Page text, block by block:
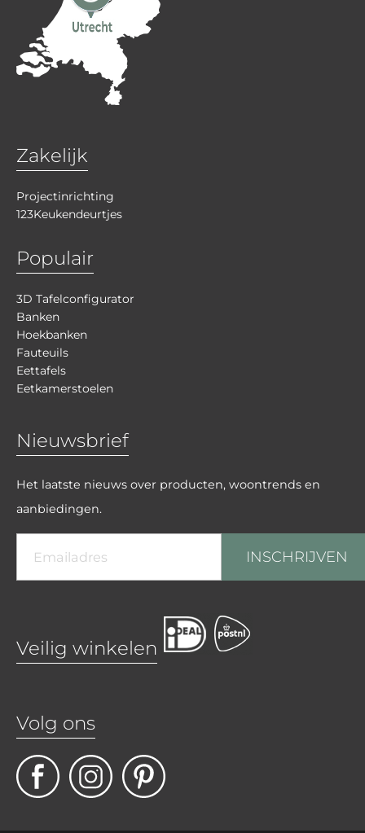
Zakelijk
Projectinrichting
123Keukendeurtjes
Populair
3D Tafelconfigurator
Banken
Hoekbanken
Fauteuils
Eettafels
Eetkamerstoelen
Nieuwsbrief
Het laatste nieuws over producten, woontrends en
aanbiedingen.
INSCHRIJVEN
Veilig winkelen
Volg ons